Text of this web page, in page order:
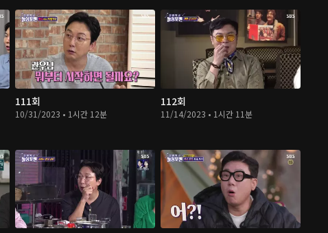
111회
10/31/2023 • 1시간 12분
112회
11/14/2023 • 1시간 11분